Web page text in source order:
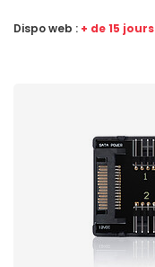
Dispo web : + de 15 jours